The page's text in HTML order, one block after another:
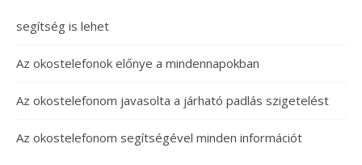
segítség is lehet
Az okostelefonok előnye a mindennapokban
Az okostelefonom javasolta a járható padlás szigetelést
Az okostelefonom segítségével minden információt